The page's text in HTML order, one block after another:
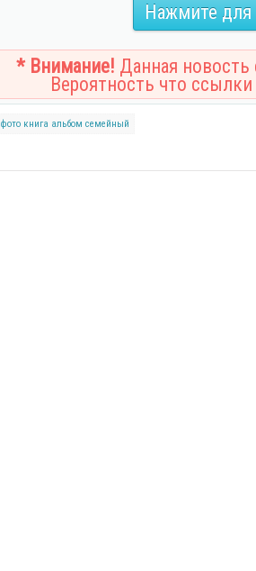
Нажмите для
* Внимание! Данная новость
Вероятность что
фото книга альбом семейный